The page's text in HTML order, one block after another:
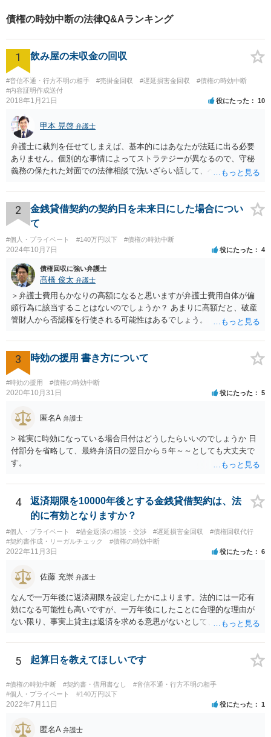
広く対応可能。【夜間／休日
対応可能】まずはお気軽にご
連絡ください。
債権の時効中断の法律Q&Aランキング
1 飲み屋の未収金の回収
#音信不通・行方不明の相手 #売掛金回収 #遅延損害金回収
#債権の時効中断
#内容証明作成送付
2018年1月21日 役にたった 10
甲本 晃啓 弁護士
弁護士に裁判を任せてしまえば、基本的にはあなたが法廷に出る必要
ありません。個別的な事情によってストラテジーが異なるので、守秘
義務の保たれた対面での法律相談で洗いざらい話して、ベストな方法
2
金銭貸借契約の契約日を未来日にした場合につい
て
#個人・プライベート #140万円以下 #債権の時効中断
2024年10月7日 役にたった 4
債権回収に強い弁護士
髙橋 俊太 弁護士
＞弁護士費用もかなりの高額になると思いますが弁護士費用自体が偏
頗行為に該当することはないのでしょうか？ あまりに高額だと、破産
管財人から否認権を行使される可能性はあるでしょう。 ＞このレベル
定した収入があります】とのことなので、法テラスの利用は難しいと
思われます。 此方での当方回答は以上となりますが、参考になれば幸
いです。
3 時効の援用 書き方について
#時効の援用 #債権の時効中断
2020年10月31日 役にたった 5
匿名A 弁護士
> 確実に時効になっている場合日付はどうしたらいいのでしょうか 日
付部分を省略して、最終弁済日の翌日から５年～～としても大丈夫で
す。
4
返済期限を10000年後とする金銭貸借契約は、法
的に有効となりますか？
#個人・プライベート #借金返済の相談・交渉 #遅延損害金回収
#債権回収代行
#契約書作成・リーガルチェック
#債権の時効中断
2022年11月3日 役にたった 6
佐藤 充崇 弁護士
なんで一万年後に返済期限を設定したかによります。法的には一応有
効になる可能性も高いですが、一万年後にしたことに合理的な理由が
ない限り、事実上貸主は返済を求める意思がないとして、消費貸借契
に悪用される可能性もあるので。
5 起算日を教えてほしいです
#債権の時効中断 #契約書・借用書なし
#音信不通・行方不明の相手
#個人・プライベート
#140万円以下
2022年7月11日 役にたった 1
匿名A 弁護士